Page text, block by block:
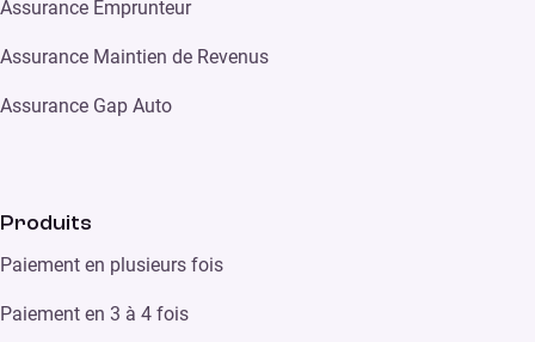
Assurance Emprunteur
Assurance Maintien de Revenus
Assurance Gap Auto
Produits
Paiement en plusieurs fois
Paiement en 3 à 4 fois